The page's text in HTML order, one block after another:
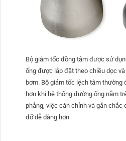
Bộ giảm tốc đồng tâm được sử
ống được lắp đặt theo chiều dọc
bơm. Bộ giảm tốc lệch tâm thường
hơn khi hệ thống đường ống nằm
phẳng, việc căn chỉnh và gắn chắc
đỡ dễ dàng hơn.